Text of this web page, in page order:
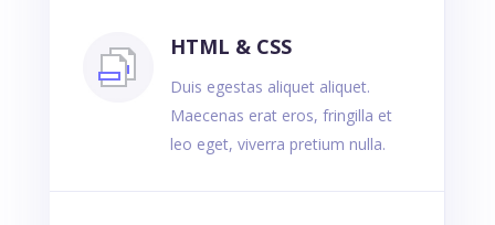
HTML & CSS
Duis egestas aliquet aliquet.
Maecenas erat eros, fringilla et
leo eget, viverra pretium nulla.